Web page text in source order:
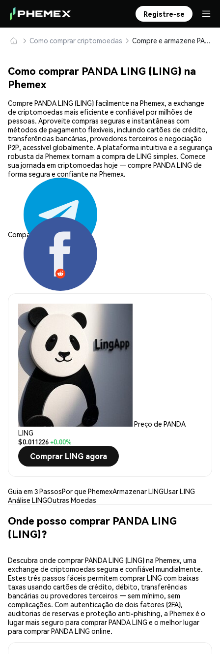
Registre-se
Como comprar criptomoedas Compre e armazene PANDA LING (LING) com segurança
Como comprar PANDA LING (LING) na
Phemex
Compre PANDA LING (LING) facilmente na Phemex, a exchange
de criptomoedas mais eficiente e confiável por milhões de
pessoas. Aproveite compras seguras e instantâneas com
métodos de pagamento flexíveis, incluindo cartões de crédito,
transferências bancárias, provedores terceiros e negociação
P2P, acessível globalmente. A plataforma intuitiva e a segurança
robusta da Phemex tornam a compra de LING simples. Comece
sua jornada em criptomoedas hoje — compre PANDA LING de
forma segura e confiante na Phemex.
Compartilhar:
Preço de PANDA
LING
$0.011226+0.00%
Comprar LING agora
Guia em 3 PassosPor que PhemexArmazenar LINGUsar LING
Análise LINGOutras Moedas
Onde posso comprar PANDA LING
(LING)?
Descubra onde comprar PANDA LING (LING) na Phemex, uma
exchange de criptomoedas segura e confiável mundialmente.
Estes três passos fáceis permitem comprar LING com baixas
taxas usando cartões de crédito, débito, transferências
bancárias ou provedores terceiros — sem mínimo, sem
complicações. Com autenticação de dois fatores (2FA),
auditorias de reservas e proteção anti-phishing, a Phemex é o
lugar mais seguro para comprar PANDA LING e o melhor lugar
para comprar PANDA LING online.